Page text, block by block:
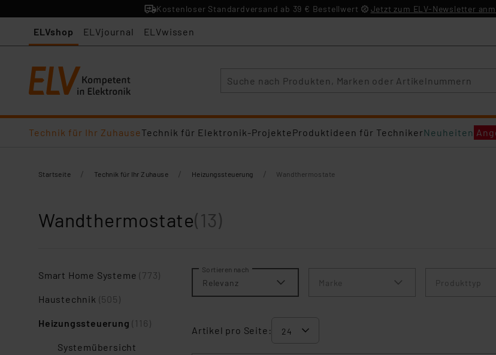
Kostenloser Standardversand ab 39 € Bestellwert Jetzt zum ELV-Newsletter
ELVshop ELVjournal ELVwissen
Technik für Ihr ZuhauseTechnik für Elektronik-ProjekteProduktideen für TechnikerNeuheiten
Startseite / Technik für Ihr Zuhause / Heizungssteuerung / Wandthermostate
Wandthermostate(13)
Smart Home Systeme(773)
Haustechnik (505)
Heizungssteuerung(116)
Systemübersicht
Sortieren nach
Relevanz Marke Produkttyp
Artikel pro Seite: